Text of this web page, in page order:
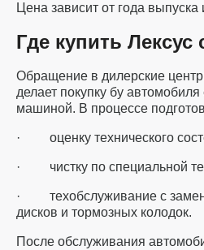
Цена зависит от года выпуска
Где купить
Обращение в дилерские
делает покупку бу
машиной. В процессе
· оценку технического
· чистку по специальной
· техобслуживание с
дисков и тормозных колодок.
После обслуживания